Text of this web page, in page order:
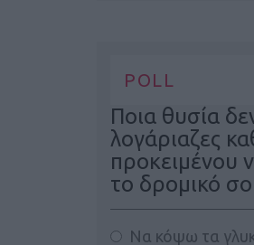
POLL
Ποια θυσία
λογάριαζες
προκειμένου
το δρομικό
Να κόψω τα